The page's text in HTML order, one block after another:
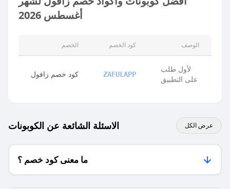
أغسطس 2026
الخصم كود الخصم الوصف
كود خصم زافول ZAFULAPP
لأول طلب
على التطبيق
الاسئلة الشائعة عن الكوبونات عرض الكل
ما معنى كود خصم ؟